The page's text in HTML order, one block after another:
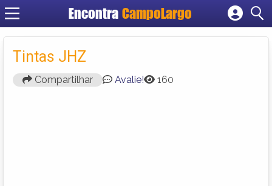
Encontra CampoLargo
Cadastrar empresa
Tintas JHZ
Compartilhar Avalie! 160